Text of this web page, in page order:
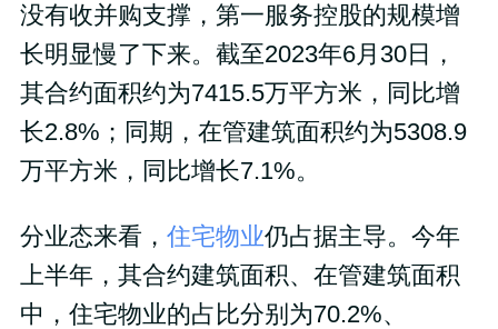
没有收并购支撑，第一服务控股的规模增
长明显慢了下来。截至2023年6月30日，
其合约面积约为7415.5万平方米，同比增
长2.8%；同期，在管建筑面积约为5308.9
万平方米，同比增长7.1%。
分业态来看， 住宅物业仍占据主导。今年
上半年，其合约建筑面积、在管建筑面积
中，住宅物业的占比分别为70.2%、